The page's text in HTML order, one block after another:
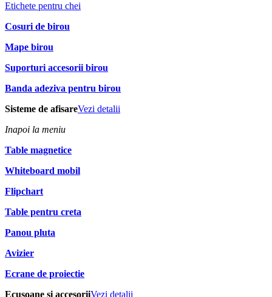
Etichete pentru chei
Cosuri de birou
Mape birou
Suporturi accesorii birou
Banda adeziva pentru birou
Sisteme de afisareVezi detalii
Inapoi la meniu
Table magnetice
Whiteboard mobil
Flipchart
Table pentru creta
Panou pluta
Avizier
Ecrane de proiectie
Ecusoane si accesoriiVezi detalii